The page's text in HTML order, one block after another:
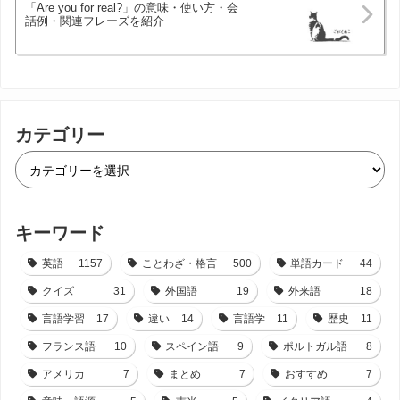
「Are you for real?」の意味・使い方・会
話例・関連フレーズを紹介
カテゴリー
キーワード
英語 1157 ことわざ・格言 500 単語カード 44
クイズ 31 外国語 19 外来語 18
言語学習 17 違い 14 言語学 11 歴史 11
フランス語 10 スペイン語 9 ポルトガル語 8
アメリカ 7 まとめ 7 おすすめ 7